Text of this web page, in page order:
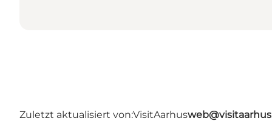
Zuletzt aktualisiert von:VisitAarhus